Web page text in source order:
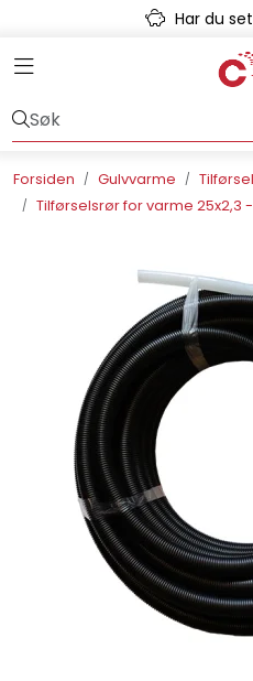
Skip to main contentHar du
Toggle navigation
Forsiden Gulvvarme Tilførsel
Tilførselsrør for varme 25x2,3
Kulvert
Radonsikring
Rørsystemer
Snøsmelt
Sprinkler
Tappevann